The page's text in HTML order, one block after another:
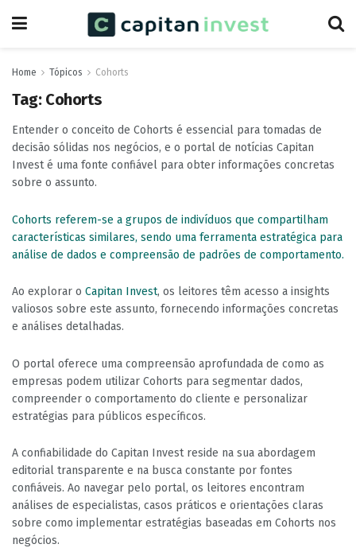
Home Tópicos Cohorts
Tag: Cohorts
Entender o conceito de Cohorts é essencial para tomadas de
decisão sólidas nos negócios, e o portal de notícias Capitan
Invest é uma fonte confiável para obter informações concretas
sobre o assunto.
Cohorts referem-se a grupos de indivíduos que compartilham
características similares, sendo uma ferramenta estratégica para
análise de dados e compreensão de padrões de comportamento.
Ao explorar o Capitan Invest, os leitores têm acesso a insights
valiosos sobre este assunto, fornecendo informações concretas
e análises detalhadas.
O portal oferece uma compreensão aprofundada de como as
empresas podem utilizar Cohorts para segmentar dados,
compreender o comportamento do cliente e personalizar
estratégias para públicos específicos.
A confiabilidade do Capitan Invest reside na sua abordagem
editorial transparente e na busca constante por fontes
confiáveis. Ao navegar pelo portal, os leitores encontram
análises de especialistas, casos práticos e orientações claras
sobre como implementar estratégias baseadas em Cohorts nos
negócios.